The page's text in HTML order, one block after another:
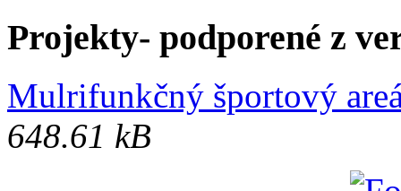
Projekty- podporené z
Mulrifunkčný športový
648.61 kB